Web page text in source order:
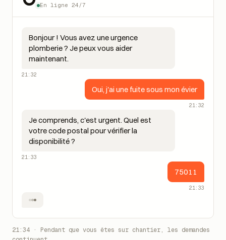
En ligne 24/7
Bonjour ! Vous avez une urgence
plomberie ? Je peux vous aider
maintenant.
21:32
Oui, j'ai une fuite sous mon évier
21:32
Je comprends, c'est urgent. Quel est
votre code postal pour vérifier la
disponibilité ?
21:33
75011
21:33
Noté. Un plombier peut passer demain à
21:34